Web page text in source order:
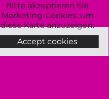
Bitte akzeptieren Sie
Marketing-Cookies, um
diese Karte anzuzeigen.
Accept cookies